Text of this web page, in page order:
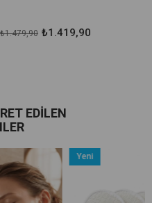
₺1.059,90
EDILEN
Yeni
Ürün